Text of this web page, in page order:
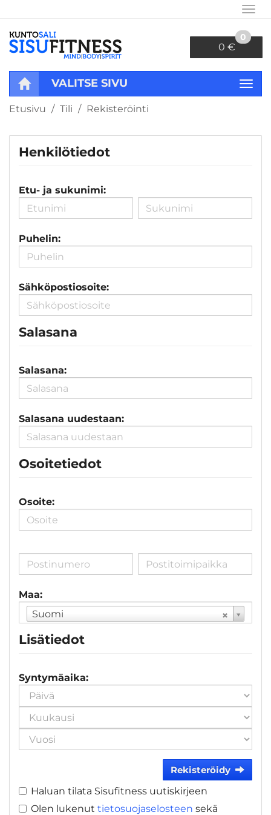
0 €
0
VALITSE SIVU
Etusivu Tili Rekisteröinti
Henkilötiedot
Etu- ja sukunimi:
Puhelin:
Sähköpostiosoite:
Salasana
Salasana:
Salasana uudestaan:
Osoitetiedot
Osoite:
Maa:
Suomi
Lisätiedot
Syntymäaika:
Rekisteröidy
Haluan tilata Sisufitness uutiskirjeen
Olen lukenut tietosuojaselosteen sekä